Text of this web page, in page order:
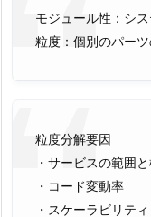
モジュール性：シ
粒度：個別のパーツ
粒度分解要因
・サービスの範囲
・コード変動率
・スケーラビリテ